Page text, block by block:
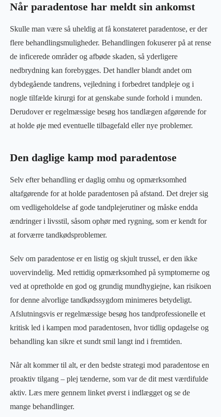
Når paradentose har meldt sin ankomst
Skulle man være så uheldig at få konstateret paradentose, er der
flere behandlingsmuligheder. Behandlingen fokuserer på at rense
de inficerede områder og afbøde skaden, så yderligere
nedbrydning kan forebygges. Det handler blandt andet om
dybdegående tandrens, vejledning i forbedret tandpleje og i
nogle tilfælde kirurgi for at genskabe sunde forhold i munden.
Derudover er regelmæssige besøg hos tandlægen afgørende for
at holde øje med eventuelle tilbagefald eller nye problemer.
Den daglige kamp mod paradentose
Selv efter behandling er daglig omhu og opmærksomhed
altafgørende for at holde paradentosen på afstand. Det drejer sig
om vedligeholdelse af gode tandplejerutiner og måske endda
ændringer i livsstil, såsom ophør med rygning, som er kendt for
at forværre tandkødsproblemer.
Selv om paradentose er en listig og skjult trussel, er den ikke
uovervindelig. Med rettidig opmærksomhed på symptomerne og
ved at opretholde en god og grundig mundhygiejne, kan risikoen
for denne alvorlige tandkødssygdom minimeres betydeligt.
Afslutningsvis er regelmæssige besøg hos tandprofessionelle et
kritisk led i kampen mod paradentosen, hvor tidlig opdagelse og
behandling kan sikre et sundt smil langt ind i fremtiden.
Når alt kommer til alt, er den bedste strategi mod paradentose en
proaktiv tilgang – plej tænderne, som var de dit mest værdifulde
aktiv. Læs mere gennem linket øverst i indlægget og se de
mange behandlinger.